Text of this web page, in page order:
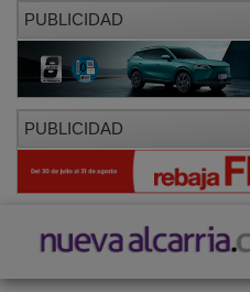
PUBLICIDAD
PUBLICIDAD